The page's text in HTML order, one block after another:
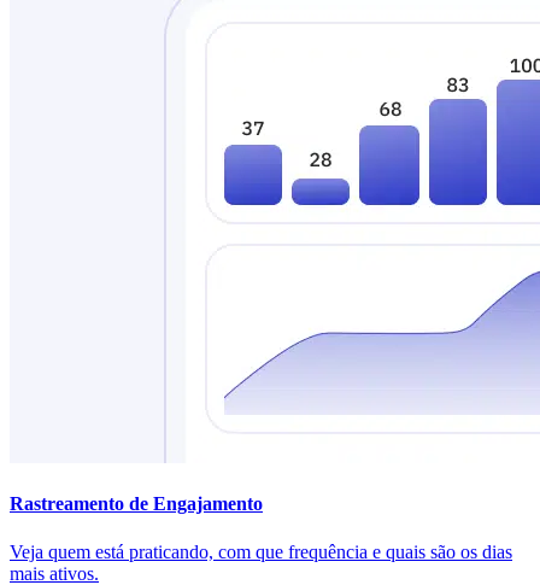
Rastreamento de Engajamento
Veja quem está praticando, com que frequência e quais são os dias
mais ativos.